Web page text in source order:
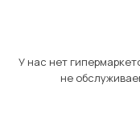
У нас нет
не